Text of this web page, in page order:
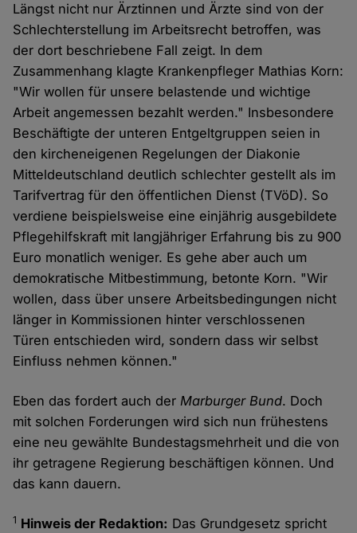
Längst nicht nur Ärztinnen und Ärzte sind von der
Schlechterstellung im Arbeitsrecht betroffen, was
der dort beschriebene Fall zeigt. In dem
Zusammenhang klagte Krankenpfleger Mathias Korn:
"Wir wollen für unsere belastende und wichtige
Arbeit angemessen bezahlt werden." Insbesondere
Beschäftigte der unteren Entgeltgruppen seien in
den kircheneigenen Regelungen der Diakonie
Mitteldeutschland deutlich schlechter gestellt als im
Tarifvertrag für den öffentlichen Dienst (TVöD). So
verdiene beispielsweise eine einjährig ausgebildete
Pflegehilfskraft mit langjähriger Erfahrung bis zu 900
Euro monatlich weniger. Es gehe aber auch um
demokratische Mitbestimmung, betonte Korn. "Wir
wollen, dass über unsere Arbeitsbedingungen nicht
länger in Kommissionen hinter verschlossenen
Türen entschieden wird, sondern dass wir selbst
Einfluss nehmen können."
Eben das fordert auch derMarburger Bund. Doch
mit solchen Forderungen wird sich nun frühestens
eine neu gewählte Bundestagsmehrheit und die von
ihr getragene Regierung beschäftigen können. Und
das kann dauern.
1 Hinweis der Redaktion: Das Grundgesetz spricht